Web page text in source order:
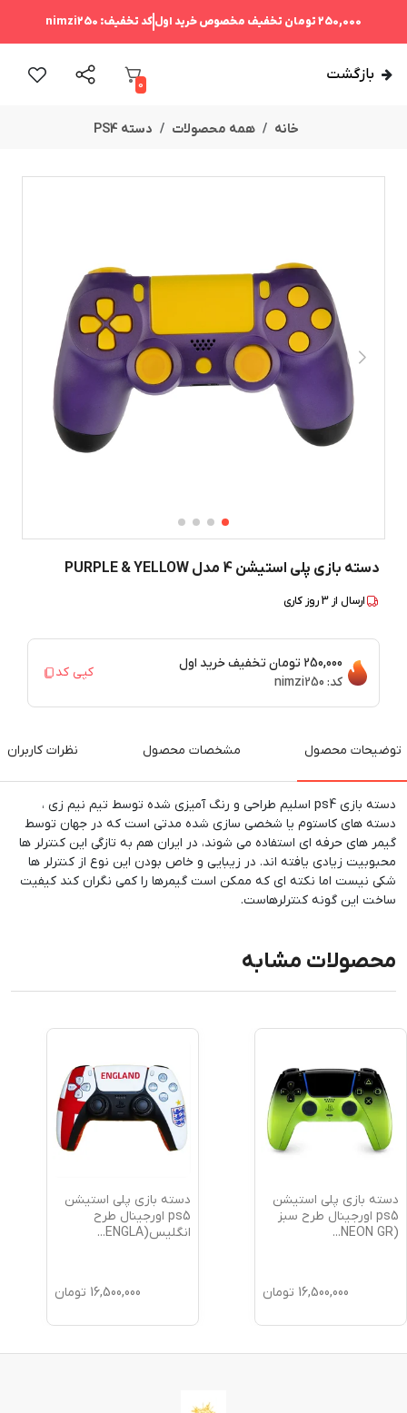
250,000 تومان تخفیف مخصوص خرید اولکد تخفیف: nimzi250
بازگشت
0
خانه همه محصولات دسته PS4
دسته بازی پلی استیشن 4 مدل PURPLE & YELLOW
ارسال از 3روز کاری
250,000 تومان
تخفیف خرید اول
کد: nimzi250
کپی کد
توضیحات محصول مشخصات محصول نظرات کاربران
دسته بازی ps4 اسلیم طراحی و رنگ آمیزی شده توسط تیم نیم زی ،
دسته های کاستوم یا شخصی سازی شده مدتی است که در جهان توسط
گیمر های حرفه ای استفاده می شوند، در ایران هم به تازگی این کنترلر ها
محبوبیت زیادی یافته اند. در زیبایی و خاص بودن این نوع از کنترلر ها
شکی نیست اما نکته ای که ممکن است گیمرها را کمی نگران کند کیفیت
ساخت این گونه کنترلرهاست.
محصولات مشابه
دسته بازی پلی استیشن
ps5 اورجینال طرح سبز
(NEON GR
...
16,500,000 تومان
دسته بازی پلی استیشن
ps5 اورجینال طرح
انگلیس(ENGLA
...
16,500,000 تومان